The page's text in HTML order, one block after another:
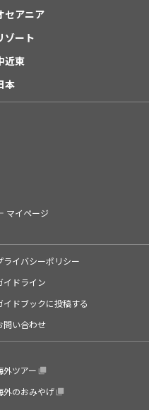
セアニア
ゾート
近東
本
マイページ
ライバシーポリシー
イドライン
イドブックに投稿する
問い合わせ
外ツアー
外のおみやげ